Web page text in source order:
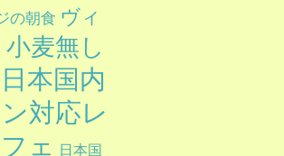
の朝食 ヴィ
小麦無し
日本国内
対応レ
ェ 日本国